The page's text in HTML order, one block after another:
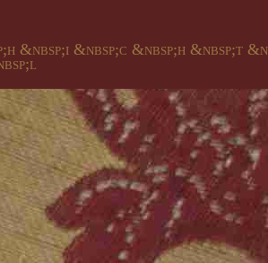
&nbsp;i &nbsp;c &nbsp;h &nbsp;t